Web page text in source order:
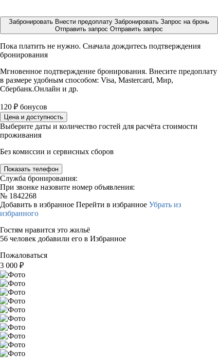
Забронировать Внести предоплату Забронировать Запрос на бронь
Отправить запрос Отправить запрос
Пока платить не нужно. Сначала дождитесь подтверждения
бронирования
Мгновенное подтверждение бронирования. Внесите предоплату
в размере удобным способом: Visa, Mastercard, Мир,
Сбербанк.Онлайн и др.
120 ₽ бонусов
Цена и доступность
Выберите даты и количество гостей для расчёта стоимости
проживания
Без комиссии и сервисных сборов
Показать телефон
Служба бронирования:
При звонке назовите номер объявления:
№ 1842268
Добавить в избранное Перейти в избранное Убрать из
избранного
Гостям нравится это жильё
56 человек добавили его в Избранное
Пожаловаться
3 000 ₽